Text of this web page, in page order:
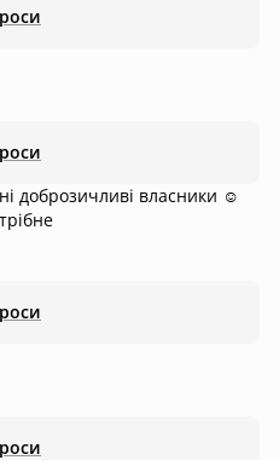
доброзичливі власники ☺️